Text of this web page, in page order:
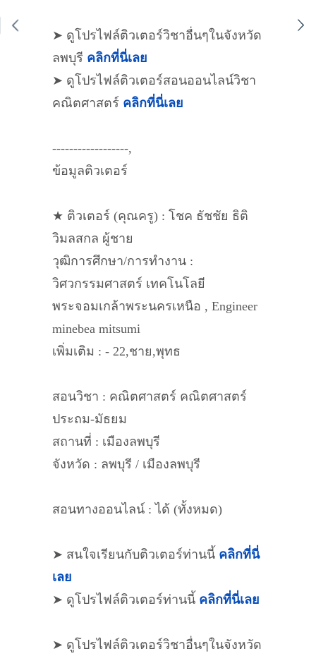
➤ ดูโปรไฟล์ติวเตอร์วิชาอื่นๆในจังหวัด
ลพบุรี คลิกที่นี่เลย
➤ ดูโปรไฟล์ติวเตอร์สอนออนไลน์วิชา
คณิตศาสตร์ คลิกที่นี่เลย
------------------,
ข้อมูลติวเตอร์
★ ติวเตอร์ (คุณครู) : โชค ธัชชัย ธิติ
วิมลสกล ผู้ชาย
วุฒิการศึกษา/การทำงาน :
วิศวกรรมศาสตร์ เทคโนโลยี
พระจอมเกล้าพระนครเหนือ , Engineer
minebea mitsumi
เพิ่มเติม : - 22,ชาย,พุทธ
สอนวิชา : คณิตศาสตร์ คณิตศาสตร์
ประถม-มัธยม
สถานที่ : เมืองลพบุรี
จังหวัด : ลพบุรี / เมืองลพบุรี
สอนทางออนไลน์ : ได้ (ทั้งหมด)
➤ สนใจเรียนกับติวเตอร์ท่านนี้ คลิกที่นี่
เลย
➤ ดูโปรไฟล์ติวเตอร์ท่านนี้ คลิกที่นี่เลย
➤ ดูโปรไฟล์ติวเตอร์วิชาอื่นๆในจังหวัด